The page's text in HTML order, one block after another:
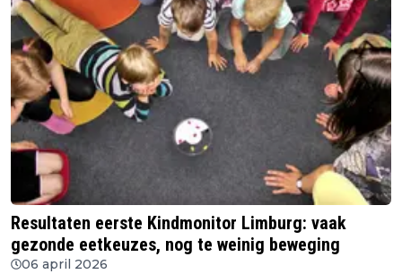
Resultaten eerste Kindmonitor Limburg: vaak
gezonde eetkeuzes, nog te weinig beweging
06 april 2026